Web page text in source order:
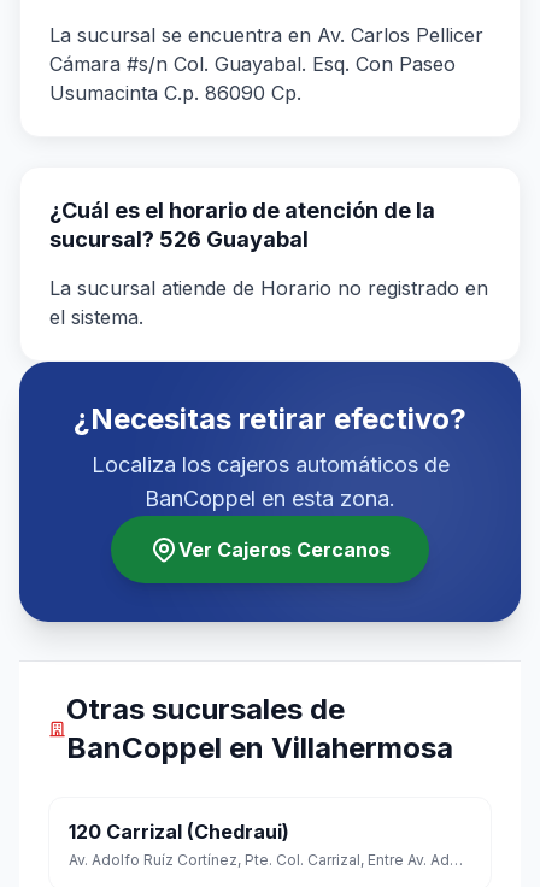
La sucursal se encuentra en Av. Carlos Pellicer
Cámara #s/n Col. Guayabal. Esq. Con Paseo
Usumacinta C.p. 86090 Cp.
¿Cuál es el horario de atención de la
sucursal? 526 Guayabal
La sucursal atiende de Horario no registrado en
el sistema.
¿Necesitas retirar efectivo?
Localiza los cajeros automáticos de
BanCoppel en esta zona.
Ver Cajeros Cercanos
Otras sucursales de
BanCoppel en Villahermosa
120 Carrizal (Chedraui)
Av. Adolfo Ruíz Cortínez, Pte. Col. Carrizal, Entre Av. Adolfo Ruíz Cortínez Y Av. Periférico Carlos Pellicer Camara C.p. 86108